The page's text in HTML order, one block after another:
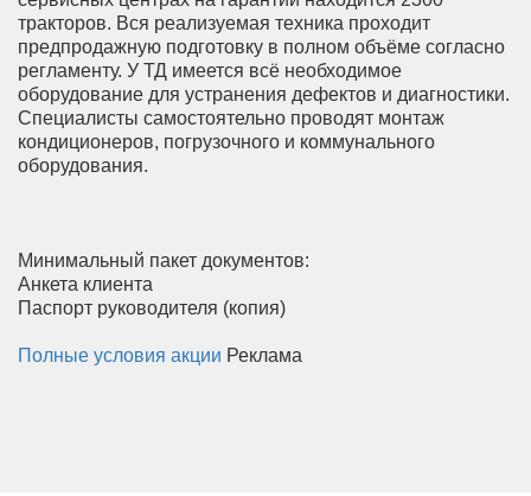
тракторов. Вся реализуемая техника проходит
предпродажную подготовку в полном объёме согласно
регламенту. У ТД имеется всё необходимое
оборудование для устранения дефектов и диагностики.
Специалисты самостоятельно проводят монтаж
кондиционеров, погрузочного и коммунального
оборудования.
Минимальный пакет документов:
Анкета клиента
Паспорт руководителя (копия)
Полные условия акции Реклама